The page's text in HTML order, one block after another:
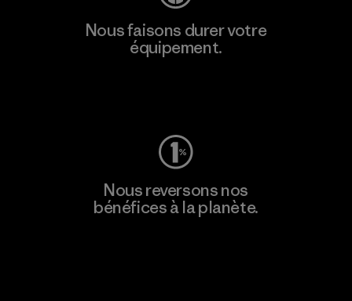
Nous faisons durer votre
équipement.
Nous reversons nos
bénéfices à la planète.